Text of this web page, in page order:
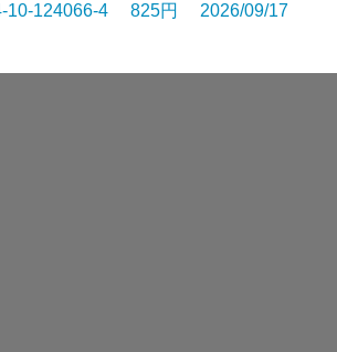
10-124066-4 825円 2026/09/17